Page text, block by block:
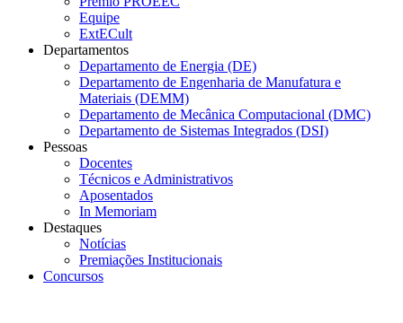
Equipe
ExtECult
Departamentos
Departamento de Energia (DE)
Departamento de Engenharia de Manufatura e
Materiais (DEMM)
Departamento de Mecânica Computacional (DMC)
Departamento de Sistemas Integrados (DSI)
Pessoas
Docentes
Técnicos e Administrativos
Aposentados
In Memoriam
Destaques
Notícias
Premiações Institucionais
Concursos